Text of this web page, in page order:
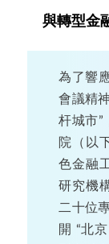
與轉型金
為了響
會議精
杆城市”
院（以
色金融
研究機
二十位
開 “北